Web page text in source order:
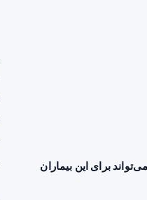
برای این بیماران